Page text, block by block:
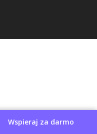
Wspieraj za darmo